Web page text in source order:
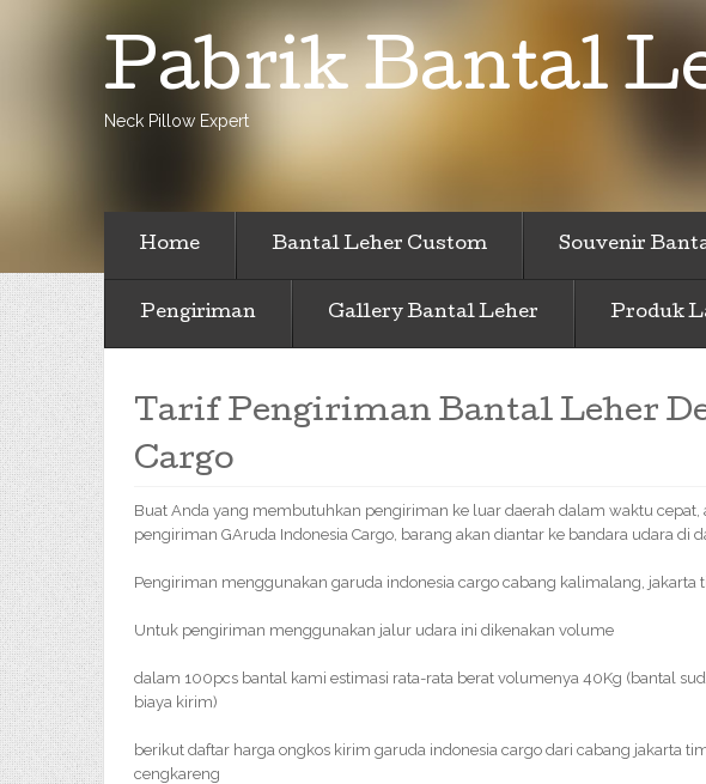
Pabrik Bantal
Neck Pillow Expert
Home Bantal Leher Custom Souvenir
Pengiriman Gallery Bantal Leher Produk
Tarif Pengiriman Bantal Leher
Cargo
Buat Anda yang membutuhkan pengiriman ke luar daerah dalam waktu cepat,
pengiriman GAruda Indonesia Cargo, barang akan diantar ke bandara udara di
Pengiriman menggunakan garuda indonesia cargo cabang kalimalang, jakarta
Untuk pengiriman menggunakan jalur udara ini dikenakan volume
dalam 100pcs bantal kami estimasi rata-rata berat volumenya 40Kg (bantal
biaya kirim)
berikut daftar harga ongkos kirim garuda indonesia cargo dari cabang jakarta
cengkareng